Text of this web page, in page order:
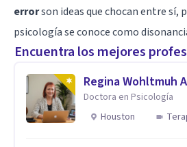
errorson ideas que chocan entre sí,
psicología se conoce como
Encuentra los mejores
Regina Wohltmuh
Doctora en Psicología
Houston